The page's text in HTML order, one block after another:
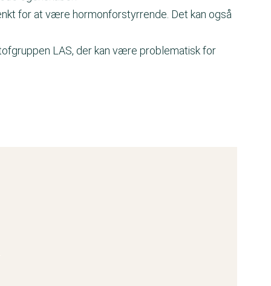
for at være hormonforstyrrende. Det kan også
LAS, der kan være problematisk for